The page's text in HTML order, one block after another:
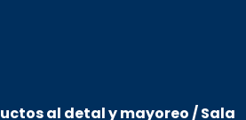
al detal y mayoreo / Sala